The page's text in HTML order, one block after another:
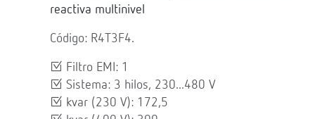
reactiva multinivel
Código: R4T3F4.
Filtro EMI: 1
Sistema: 3 hilos, 230...480 V
kvar (230 V): 172,5